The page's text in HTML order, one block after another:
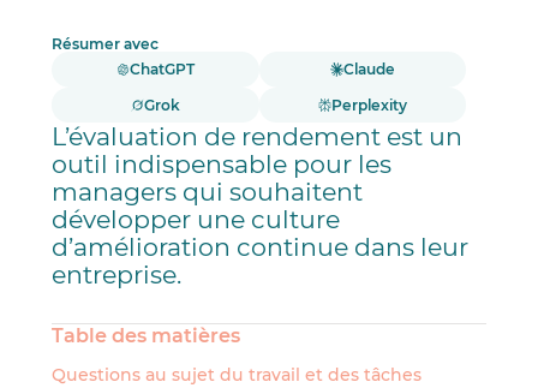
Résumer avec
ChatGPT
Claude
Grok
Perplexity
L’évaluation de rendement est un
outil indispensable pour les
managers qui souhaitent
développer une culture
d’amélioration continue dans leur
entreprise.
Table des matières
Questions au sujet du travail et des tâches